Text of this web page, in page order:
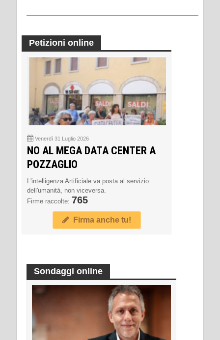
Petizioni online
Venerdì 31 Luglio 2026
NO AL MEGA DATA CENTER A
POZZAGLIO
L'intelligenza Artificiale va posta al servizio
dell'umanità, non viceversa.
Firme raccolte: 765
Firma anche tu!
Sondaggi online